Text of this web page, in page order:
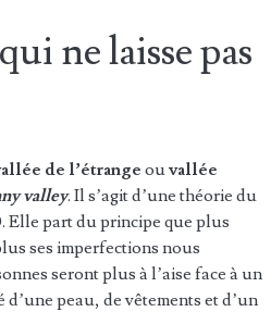
ne laisse pas
de l’étrange ouvallée
valley. Il s’agit d’une théorie du
Elle part du principe que plus
ses imperfections nous
seront plus à l’aise face à un
peau, de vêtements et d’un